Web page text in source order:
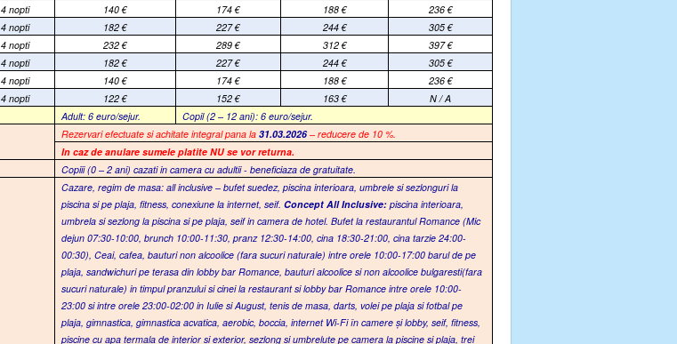
4 nopti 140 € 174€ 188€ 236€
4 nopti 182€ 227€ 244€ 305€
4 nopti 232 € 289€ 312€ 397€
4 nopti 182€ 227€ 244€ 305€
4 nopti 140 € 174€ 188€ 236€
4 nopti 122€ 152€ 163€
N / A
Adult: 6 euro/sejur.
Copil (2 – 12 ani): 6 euro/sejur.
Rezervari efectuate si achitate integral pana la31.03.2026 – reducere de 10 %.
In caz de anulare sumele platite NU se vor returna.
Copiii (0 – 2 ani) cazati in camera cu adultii - beneficiaza de gratuitate.
Cazare, regim de masa: all inclusive – bufet suedez,piscina interioara, umbrele si sezlonguri la
piscina si pe plaja, fitness, conexiune la internet, seif.ConceptAll Inclusive: piscina interioara,
umbrela si sezlong la piscina si pe plaja, seif in camera de hotel.Bufet la restaurantul Romance (Mic
dejun 07:30-10:00, brunch 10:00-11:30, pranz 12:30-14:00, cina 18:30-21:00, cina tarzie 24:00-
00:30),Ceai, cafea, bauturi non alcoolice (fara sucuri naturale) intre orele 10:00-17:00 barul de pe
plaja, sandwichuri pe terasa din lobby bar Romance,bauturi alcoolice si non alcoolice bulgaresti(fara
sucuri naturale) in timpul pranzului si cinei la restaurant si lobby bar Romance intre orele 10:00-
23:00 si intre orele 23:00-02:00 in Iulie si August, tenis de masa, darts, volei pe plaja si fotbal pe
plaja, gimnastica, gimnastica acvatica, aerobic, boccia, internet Wi-Fi în camere și lobby, seif, fitness,
piscine cu apa termala de interior si exterior, sezlong si umbrelute pe camera la piscine si plaja, trei